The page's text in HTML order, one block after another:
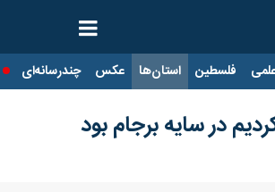
فلسطین استان‌ها عکس چندرسانه‌ای
در سایه برجام بود